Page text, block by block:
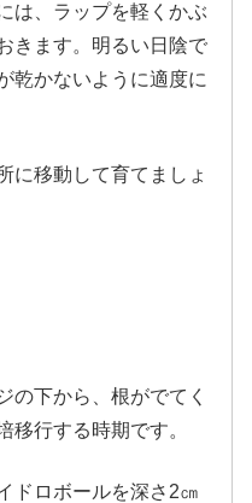
は、ラップを軽くかぶ
きます。明るい日陰で
乾かないように適度に
に移動して育てましょ
の下から、根がでてく
移行する時期です。
ドロボールを深さ2㎝